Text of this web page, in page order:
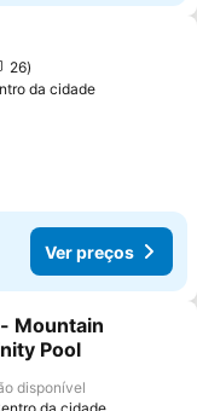
favoritos
26
da cidade
Ver preços
favoritos
Mountain
Pool
disponível